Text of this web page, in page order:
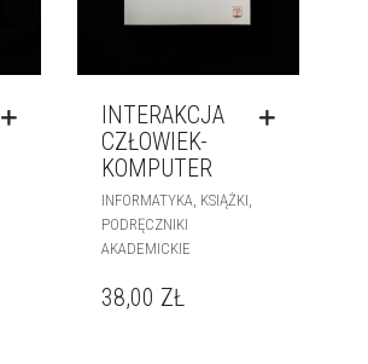
INTERAKCJA
CZŁOWIEK-
KOMPUTER
INFORMATYKA KSIĄŻKI
PODRĘCZNIKI
AKADEMICKIE
38,00 ZŁ